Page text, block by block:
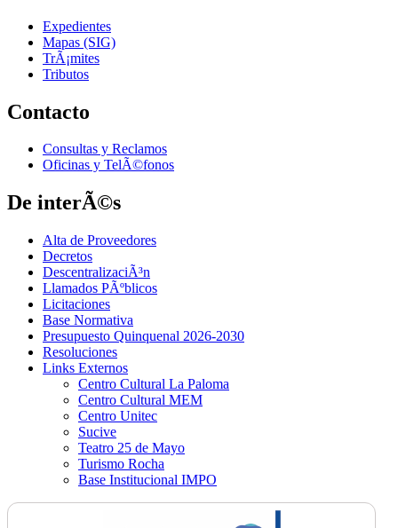
Expedientes
Mapas (SIG)
TrÃ¡mites
Tributos
Contacto
Consultas y Reclamos
Oficinas y TelÃ©fonos
De interÃ©s
Alta de Proveedores
Decretos
DescentralizaciÃ³n
Llamados PÃºblicos
Licitaciones
Base Normativa
Presupuesto Quinquenal 2026-2030
Resoluciones
Links Externos
Centro Cultural La Paloma
Centro Cultural MEM
Centro Unitec
Sucive
Teatro 25 de Mayo
Turismo Rocha
Base Institucional IMPO